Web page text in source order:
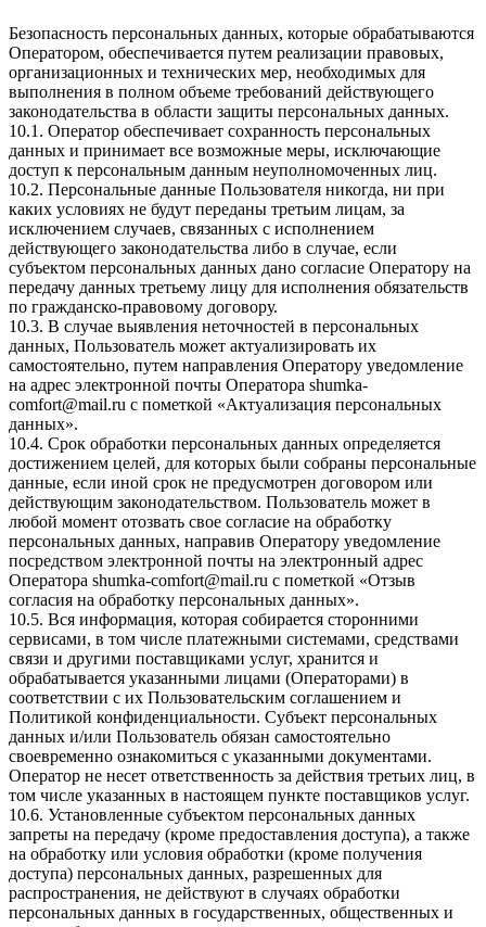
Безопасность персональных данных, которые обрабатываются
Оператором, обеспечивается путем реализации правовых,
организационных и технических мер, необходимых для
выполнения в полном объеме требований действующего
законодательства в области защиты персональных данных.
10.1. Оператор обеспечивает сохранность персональных
данных и принимает все возможные меры, исключающие
доступ к персональным данным неуполномоченных лиц.
10.2. Персональные данные Пользователя никогда, ни при
каких условиях не будут переданы третьим лицам, за
исключением случаев, связанных с исполнением
действующего законодательства либо в случае, если
субъектом персональных данных дано согласие Оператору на
передачу данных третьему лицу для исполнения обязательств
по гражданско-правовому договору.
10.3. В случае выявления неточностей в персональных
данных, Пользователь может актуализировать их
самостоятельно, путем направления Оператору уведомление
на адрес электронной почты Оператора shumka-
comfort@mail.ru с пометкой «Актуализация персональных
данных».
10.4. Срок обработки персональных данных определяется
достижением целей, для которых были собраны персональные
данные, если иной срок не предусмотрен договором или
действующим законодательством. Пользователь может в
любой момент отозвать свое согласие на обработку
персональных данных, направив Оператору уведомление
посредством электронной почты на электронный адрес
Оператора shumka-comfort@mail.ru с пометкой «Отзыв
согласия на обработку персональных данных».
10.5. Вся информация, которая собирается сторонними
сервисами, в том числе платежными системами, средствами
связи и другими поставщиками услуг, хранится и
обрабатывается указанными лицами (Операторами) в
соответствии с их Пользовательским соглашением и
Политикой конфиденциальности. Субъект персональных
данных и/или Пользователь обязан самостоятельно
своевременно ознакомиться с указанными документами.
Оператор не несет ответственность за действия третьих лиц, в
том числе указанных в настоящем пункте поставщиков услуг.
10.6. Установленные субъектом персональных данных
запреты на передачу (кроме предоставления доступа), а также
на обработку или условия обработки (кроме получения
доступа) персональных данных, разрешенных для
распространения, не действуют в случаях обработки
персональных данных в государственных, общественных и